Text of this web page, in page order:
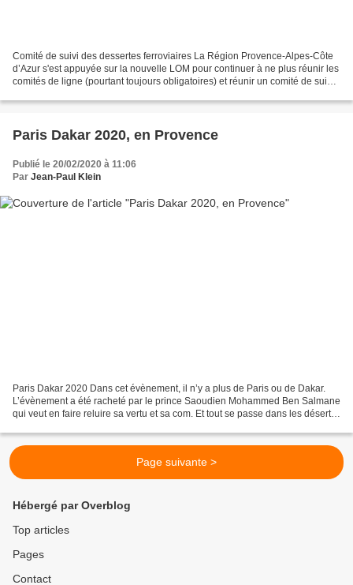
Comité de suivi des dessertes ferroviaires La Région Provence-Alpes-Côte
d’Azur s'est appuyée sur la nouvelle LOM pour continuer à ne plus réunir les
comités de ligne (pourtant toujours obligatoires) et réunir un comité de suivi
Paris Dakar 2020, en Provence
Publié le 20/02/2020 à 11:06
Par Jean-Paul Klein
Paris Dakar 2020 Dans cet évènement, il n’y a plus de Paris ou de Dakar.
L’évènement a été racheté par le prince Saoudien Mohammed Ben Salmane
qui veut en faire reluire sa vertu et sa com. Et tout se passe dans les déserts
Page suivante >
Hébergé par Overblog
Top articles
Pages
Contact